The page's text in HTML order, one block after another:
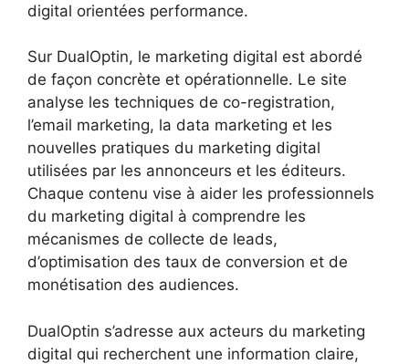
digital orientées performance.
Sur DualOptin, le marketing digital est abordé
de façon concrète et opérationnelle. Le site
analyse les techniques de co-registration,
l’email marketing, la data marketing et les
nouvelles pratiques du marketing digital
utilisées par les annonceurs et les éditeurs.
Chaque contenu vise à aider les professionnels
du marketing digital à comprendre les
mécanismes de collecte de leads,
d’optimisation des taux de conversion et de
monétisation des audiences.
DualOptin s’adresse aux acteurs du marketing
digital qui recherchent une information claire,